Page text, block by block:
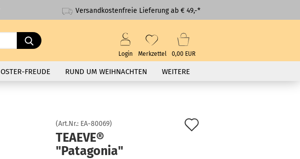
Versandkostenfreie Lieferung ab € 49,-*
Suche...
Login Merkzettel 0,00 EUR
OSTER-FREUDE RUND UM WEIHNACHTEN WEITERE
(Art.Nr.: EA-80069)
TEAEVE®
"Patagonia"